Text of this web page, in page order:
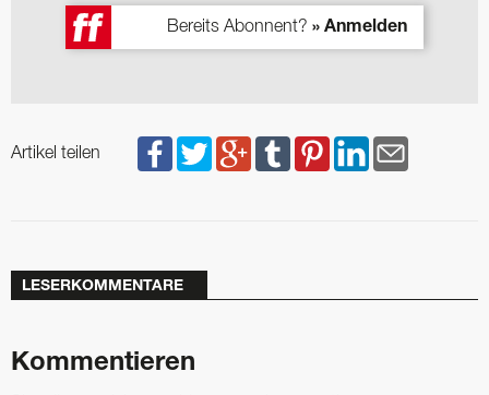
Bereits Abonnent? » Anmelden
Artikel teilen
LESERKOMMENTARE
Kommentieren